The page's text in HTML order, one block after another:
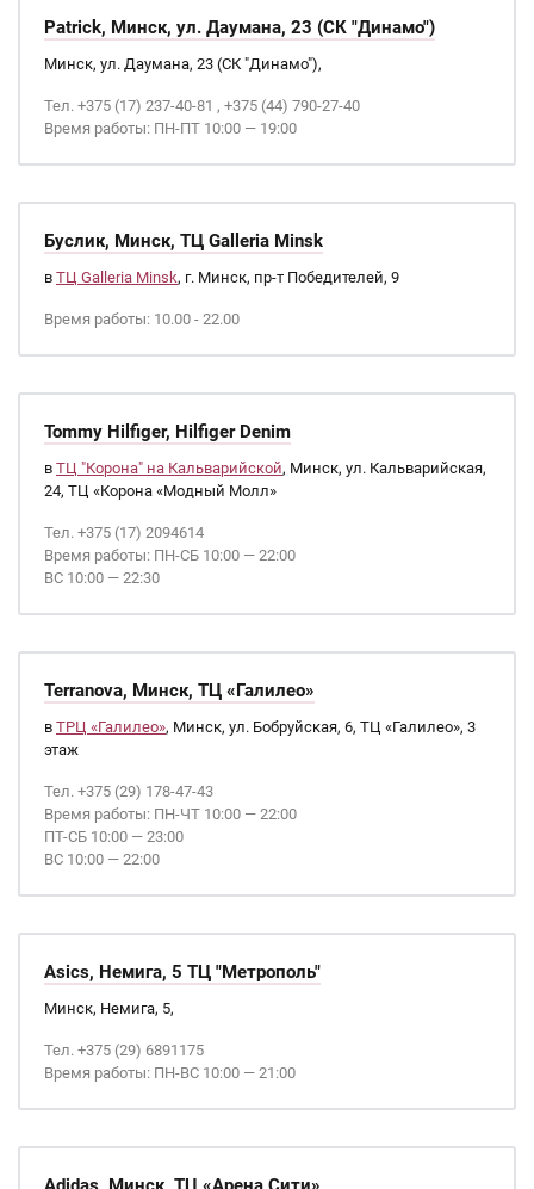
Patrick, Минск, ул. Даумана, 23 (СК "Динамо")
Минск, ул. Даумана, 23 (СК "Динамо"),
Тел. +375 (17) 237-40-81 , +375 (44) 790-27-40
Время работы: ПН-ПТ 10:00 — 19:00
Буслик, Минск, ТЦ Galleria Minsk
в ТЦ Galleria Minsk, г. Минск, пр-т Победителей, 9
Время работы: 10.00 - 22.00
Tommy Hilfiger, Hilfiger Denim
в ТЦ "Корона" на Кальварийской, Минск, ул. Кальварийская,
24, ТЦ «Корона «Модный Молл»
Тел. +375 (17) 2094614
Время работы: ПН-СБ 10:00 — 22:00
ВС 10:00 — 22:30
Terranova, Минск, ТЦ «Галилео»
в ТРЦ «Галилео», Минск, ул. Бобруйская, 6, ТЦ «Галилео», 3
этаж
Тел. +375 (29) 178-47-43
Время работы: ПН-ЧТ 10:00 — 22:00
ПТ-СБ 10:00 — 23:00
ВС 10:00 — 22:00
Asics, Немига, 5 ТЦ "Метрополь"
Минск, Немига, 5,
Тел. +375 (29) 6891175
Время работы: ПН-ВС 10:00 — 21:00